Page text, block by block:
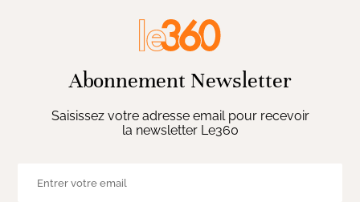
Abonnement Newsletter
Saisissez votre adresse email pour recevoir
la newsletter Le360